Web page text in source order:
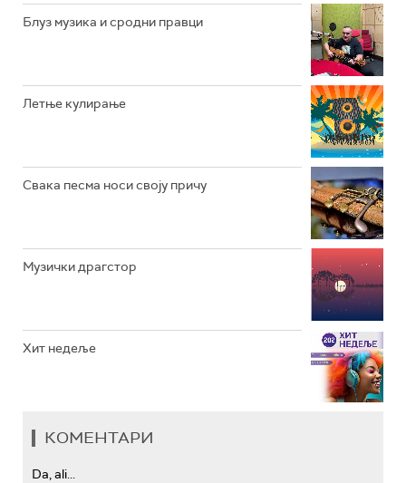
РАДИО ЏЕЗЕР
Блуз музика и сродни правци
Летње кулирање
Свака песма носи своју причу
Музички драгстор
Хит недеље
КОМЕНТАРИ
Da, ali...